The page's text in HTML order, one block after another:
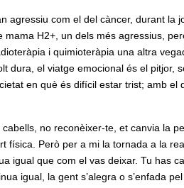
agressiu com el del càncer, durant la
H2+, un dels més agressius,
i quimioteràpia una altra
dura, el viatge emocional és el pitjor,
en què és difícil estar trist; amb el
no reconèixer-te, et canvia la
física. Però per a mi la tornada a la
igual que com el vas deixar. Tu has
igual, la gent s’alegra o s’enfada